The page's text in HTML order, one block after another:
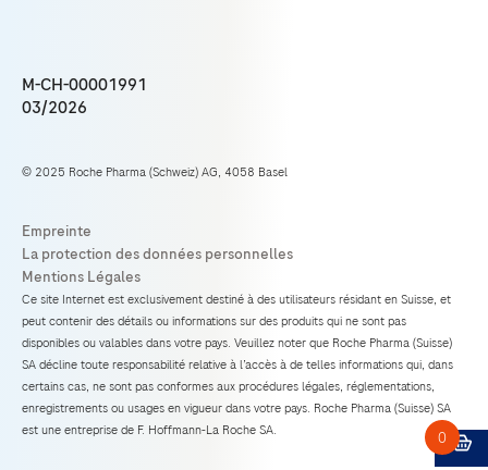
M-CH-00001991
03/2026
© 2025 Roche Pharma (Schweiz) AG, 4058 Basel
Ce site Internet est exclusivement destiné à des utilisateurs résidant en Suisse, et
peut contenir des détails ou informations sur des produits qui ne sont pas
disponibles ou valables dans votre pays. Veuillez noter que Roche Pharma (Suisse)
SA décline toute responsabilité relative à l’accès à de telles informations qui, dans
certains cas, ne sont pas conformes aux procédures légales, réglementations,
enregistrements ou usages en vigueur dans votre pays. Roche Pharma (Suisse) SA
est une entreprise de F. Hoffmann-La Roche SA.